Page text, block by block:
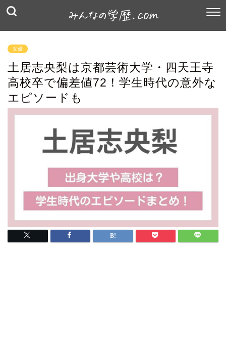
女優
土居志央梨は京都芸術大学・四天王寺
高校卒で偏差値72！学生時代の意外な
エピソードも